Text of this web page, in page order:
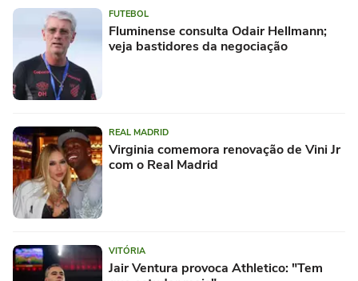
FUTEBOL
Fluminense consulta Odair Hellmann;
veja bastidores da negociação
REAL MADRID
Virginia comemora renovação de Vini Jr
com o Real Madrid
VITÓRIA
Jair Ventura provoca Athletico: "Tem